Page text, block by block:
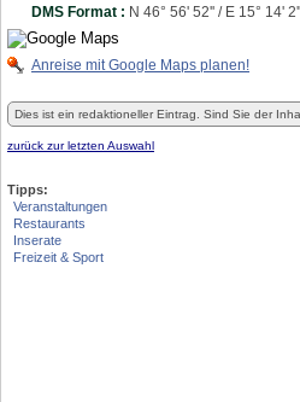
DMS Format : N 46° 56' 52'' / E 15° 14' 2''
Anreise mit Google Maps planen!
Dies ist ein redaktioneller Eintrag. Sind Sie der
zurück zur letzten Auswahl
Tipps:
Veranstaltungen
Restaurants
Inserate
Freizeit & Sport